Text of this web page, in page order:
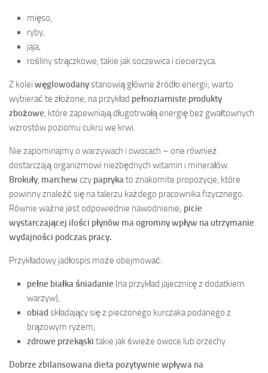
mięso,
ryby,
jaja,
rośliny strączkowe, takie jak soczewica i ciecierzyca.
Z kolei węglowodanystanowią główne źródło energii; warto
wybierać te złożone, na przykład pełnoziarniste produkty
zbożowe, które zapewniają długotrwałą energię bez gwałtownych
wzrostów poziomu cukru we krwi.
Nie zapominajmy o warzywach i owocach – one również
dostarczają organizmowi niezbędnych witamin i minerałów.
Brokuły, marchew czy paprykato znakomite propozycje, które
powinny znaleźć się na talerzu każdego pracownika fizycznego.
Równie ważne jest odpowiednie nawodnienie; picie
wystarczającej ilości płynów ma ogromny wpływ na utrzymanie
wydajności podczas pracy.
Przykładowy jadłospis może obejmować:
pełne białka śniadanie (na przykład jajecznicę z dodatkiem
warzyw),
obiad składający się z pieczonego kurczaka podanego z
brązowym ryżem,
zdrowe przekąski takie jak świeże owoce lub orzechy.
Dobrze zbilansowana dieta pozytywnie wpływa na